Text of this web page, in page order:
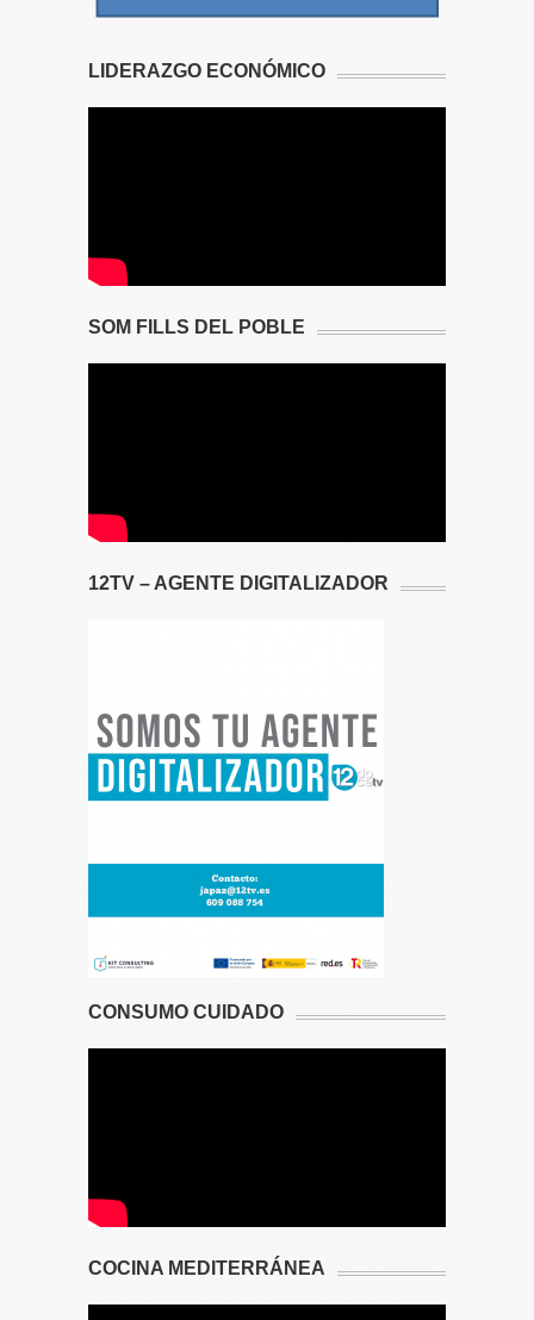
LIDERAZGO ECONÓMICO
SOM FILLS DEL POBLE
12TV – AGENTE DIGITALIZADOR
CONSUMO CUIDADO
COCINA MEDITERRÁNEA